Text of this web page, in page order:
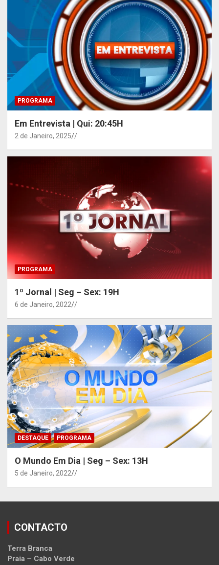
PROGRAMA
Em Entrevista | Qui: 20:45H
2 de Janeiro, 2025 /
PROGRAMA
1º Jornal | Seg – Sex: 19H
6 de Janeiro, 2022 /
DESTAQUE PROGRAMA
O Mundo Em Dia | Seg – Sex: 13H
5 de Janeiro, 2022 /
CONTACTO
Terra Branca
Praia – Cabo Verde